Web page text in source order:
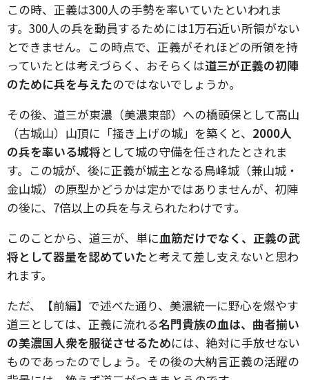
この時、正義は300人の手勢を率いていたといわれま
す。300人の兵を動員するためには1万石近い所領がない
とできません。この時点で、正義がそれほどの所領を持
っていたとは考えづらく、おそらくは道三が正義の初陣
のために兵を与えたのではないでしょうか。
その後、道三が東濃（美濃東部）への橋頭保として高山
（古城山）山頂に「掻き上げの城」を築くと、 2000人
の兵を率いる城将として城の守備を任されたとされま
す。この城が、後に正義が城主となる鳥峰城（兼山城・
金山城）の原型かどうかは定かではありませんが、初陣
の後に、7倍以上の兵を与えられたわけです。
このことから、道三が、単に血筋だけでなく、正義の武
将として器量を認めていたと考えて差し支えないと思わ
れます。
ただ、【前編】で述べた通り、美濃統一に野心を燃やす
道三としては、正義に流れる名門貴族の血は、曲者揃い
の美濃国人衆を服従させるためには、絶対に手放せない
ものであったのでしょう。その後の大納言正義の活躍の